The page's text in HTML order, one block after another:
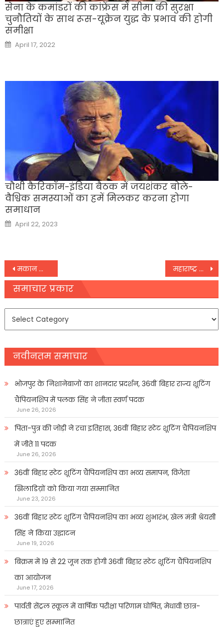
सेना के कमांडरों की कांफ्रेंस में सीमा की सुरक्षा
चुनौतियों के साथ रूस-यूक्रेन युद्ध के प्रभाव की होगी
समीक्षा
Posted
on
April 17, 2022
चौथी कैरिकॉम-इंडिया बैठक में जयशंकर बोले-
वैश्विक समस्याओं का हमें मिलकर करना होगा
समाधान
Posted
on
April 22, 2023
Post
navigation
मकान की छत ढही : मलबे में दबकर एक ही परिवार के पांच सदस्यों की मौत महाराष्ट्र कांग्रेस के वरिष्ठ नेता और पूर्व एमपी एकनाथ गायकवाड़ का निधन
समाचार प्रकार
नवीनतम समाचार
भोजपुर के निशानेबाजों का शानदार प्रदर्शन, 36वीं बिहार राज्य शूटिंग
चैंपियनशिप में पलक सिंह ने जीता स्वर्ण पदक
June 26, 2026
पिता-पुत्र की जोड़ी ने रचा इतिहास, 36वीं बिहार स्टेट शूटिंग चैंपियनशिप
में जीते 11 पदक
June 26, 2026
36वीं बिहार स्टेट शूटिंग चैंपियनशिप का भव्य समापन, विजेता
खिलाडिय़ों को किया गया सम्मानित
June 23, 2026
36वीं बिहार स्टेट शूटिंग चैंपियनशिप का भव्य शुभारंभ, खेल मंत्री श्रेयसी
सिंह ने किया उद्घाटन
June 19, 2026
बिक्रम में 19 से 22 जून तक होगी 36वीं बिहार स्टेट शूटिंग चैंपियनशिप
का आयोजन
June 17, 2026
पार्वती सेंट्रल स्कूल में वार्षिक परीक्षा परिणाम घोषित, मेधावी छात्र-
छात्राएं हुए सम्मानित